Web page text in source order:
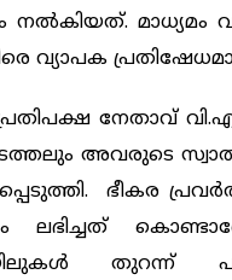
നല്‍കിയത്.
വ്യാപക
നേതാവ്
അവരുടെ
ഭീകര
ലഭിച്ചത്
തുറന്ന്